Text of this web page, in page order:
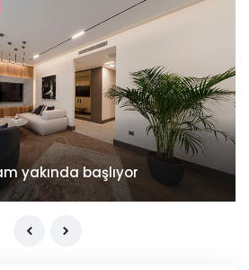
yakında başlıyor